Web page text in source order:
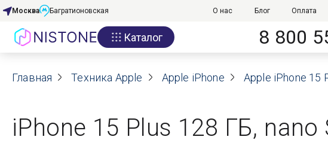
Акции
О нас
Москва Багратионовская О нас Блог Оплата
Каталог 8 800
Главная Техника Apple Apple iPhone Apple iPhone 15
iPhone 15 Plus 128 ГБ, nano